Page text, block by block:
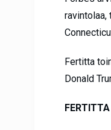
ravintolaa,
Fertitta
Donald
FERTITTA